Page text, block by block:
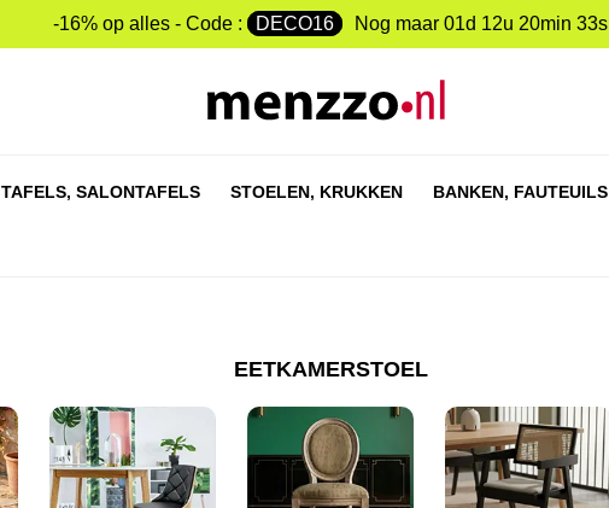
-16% op alles - Code : DECO16 Nog maar 01d 12u 20min 32s
TAFELS, SALONTAFELS STOELEN, KRUKKEN BANKEN, FAUTEUILS
EETKAMERSTOEL